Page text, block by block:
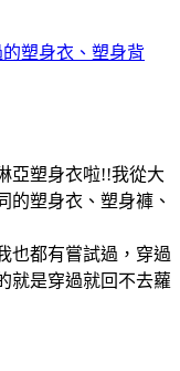
塑身衣、塑身背
亞塑身衣啦!!我從大
的塑身衣、塑身褲、
也都有嘗試過，穿過
就是穿過就回不去蘿